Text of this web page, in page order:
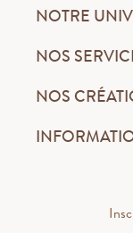
NOTRE
NOS
NOS